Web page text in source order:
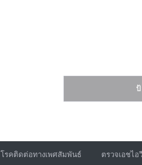
โรคติดต่อทางเพศสัมพันธ์ ตรวจเอชไอ